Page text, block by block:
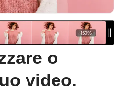
o
video.